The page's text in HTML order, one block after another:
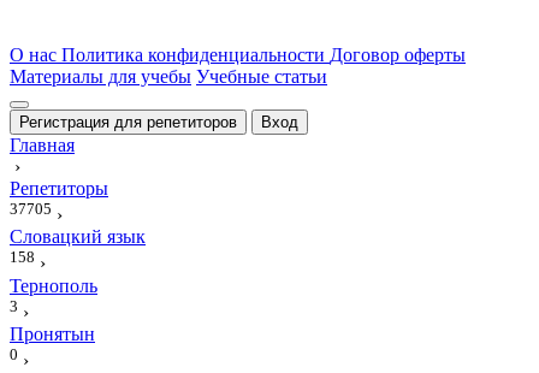
О нас Политика конфиденциальности Договор оферты
Материалы для учебы Учебные статьи
Регистрация для репетиторов Вход
Главная
›
Репетиторы
37705 ›
Словацкий язык
158 ›
Тернополь
3 ›
Пронятын
0 ›